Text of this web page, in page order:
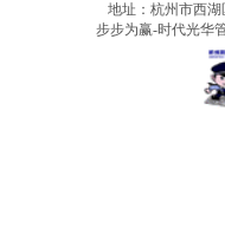
地址：杭州市西
步步为赢-时代光华